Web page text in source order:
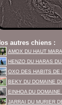
autres chiens :
AMOX DU HAUT
HENZO DU HARAS
OXO DES HABITS DE
BEKY DU DOMAINE
EINHOA DU
JARRAI DU MURIER